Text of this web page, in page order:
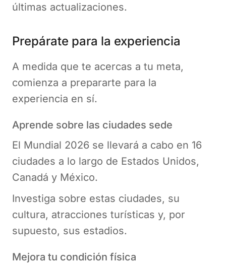
últimas actualizaciones.
Prepárate para la experiencia
A medida que te acercas a tu meta,
comienza a prepararte para la
experiencia en sí.
Aprende sobre las ciudades sede
El Mundial 2026 se llevará a cabo en 16
ciudades a lo largo de Estados Unidos,
Canadá y México.
Investiga sobre estas ciudades, su
cultura, atracciones turísticas y, por
supuesto, sus estadios.
Mejora tu condición física